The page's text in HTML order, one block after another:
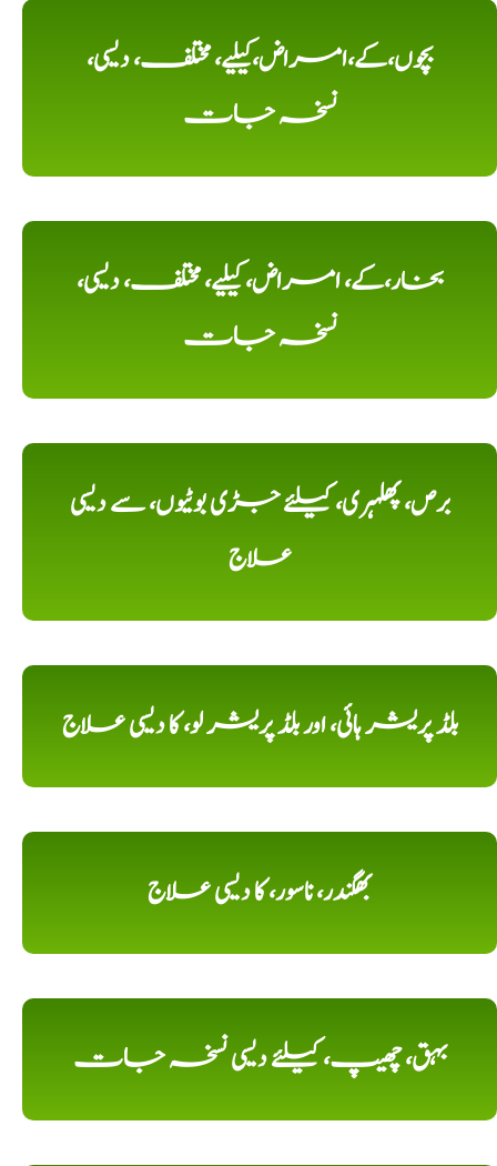
بچوں،کے،امراض،کیلیے، مختلف، دیسی،
نسخہ جات
بخار،کے، امراض، کیلیے، مختلف، دیسی،
نسخہ جات
برص، پھلہری، کیلئے جڑی بوٹیوں، سے دیسی
علاج
بلڈ پریشر ہائی، اور بلڈ پریشر لو، کا دیسی علاج
بھگندر، ناسور، کا دیسی علاج
بہق، چھیپ، کیلئے دیسی نسخہ جات